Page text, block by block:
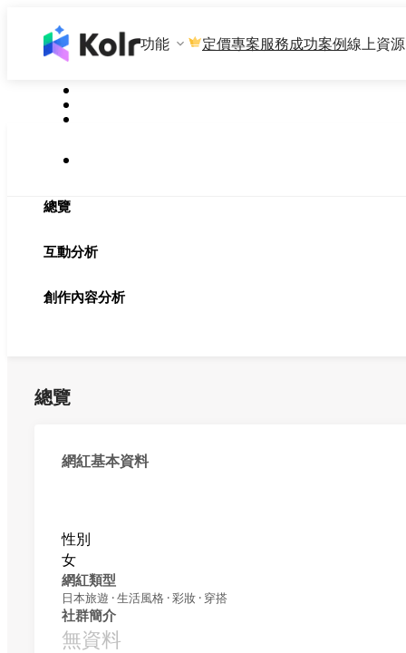
功能 定價專案服務成功案例線上資源
總覽
互動分析
創作內容分析
總覽
網紅基本資料
性別
女
網紅類型
日本旅遊 · 生活風格 · 彩妝 · 穿搭
社群簡介
無資料